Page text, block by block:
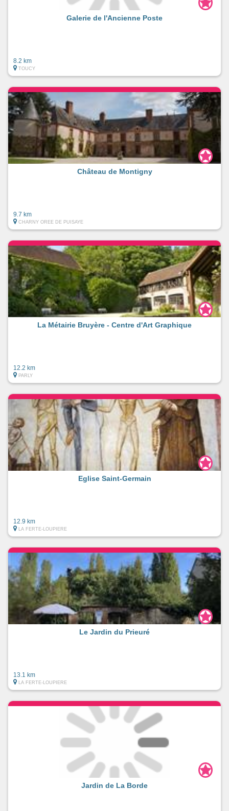
Galerie de l'Ancienne Poste
8.2 km
TOUCY
Château de Montigny
9.7 km
CHARNY OREE DE PUISAYE
La Métairie Bruyère - Centre d'Art Graphique
12.2 km
PARLY
Eglise Saint-Germain
12.9 km
LA FERTE-LOUPIERE
Le Jardin du Prieuré
13.1 km
LA FERTE-LOUPIERE
Jardin de La Borde